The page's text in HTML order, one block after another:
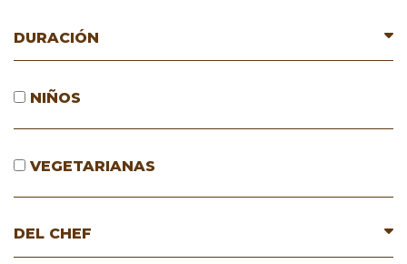
DURACIÓN
NIÑOS
VEGETARIANAS
DEL CHEF